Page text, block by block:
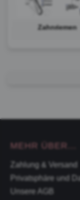
Zahnriemen
MEHR ÜBER...
Zahlung & Versand
Privatsphäre und
Unsere AGB